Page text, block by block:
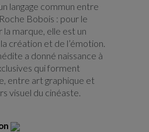
langage commun entre
Bobois : pour le
marque, elle est un
création et de l’émotion.
a donné naissance à
qui forment
entre art graphique et
visuel du cinéaste.